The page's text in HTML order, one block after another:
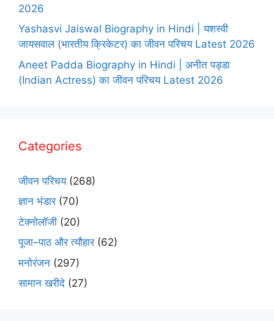
2026
Yashasvi Jaiswal Biography in Hindi | यशस्वी
जायसवाल (भारतीय क्रिकेटर) का जीवन परिचय Latest 2026
Aneet Padda Biography in Hindi | अनीत पड्डा
(Indian Actress) का जीवन परिचय Latest 2026
Categories
जीवन परिचय(268)
ज्ञान भंडार(70)
टेक्नोलॉजी (20)
पूजा–पाठ और त्यौहार(62)
मनोरंजन (297)
सामान खरीदे (27)